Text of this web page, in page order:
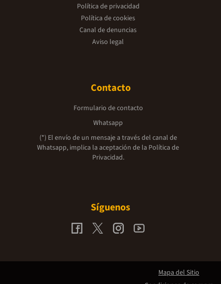
Política de privacidad
Política de cookies
Canal de denuncias
Aviso legal
Contacto
Formulario de contacto
Whatsapp
(*) El envío de un mensaje a través del canal de
Whatsapp, implica la aceptación de la Política de
Privacidad.
Síguenos
Mapa del Sitio